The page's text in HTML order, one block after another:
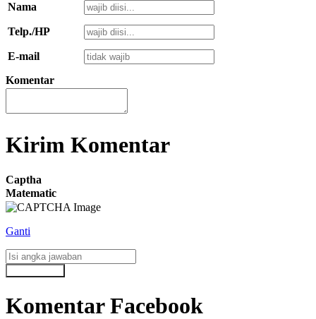
Nama
Telp./HP
E-mail
Komentar
Kirim Komentar
Captha
Matematic
Ganti
Komentar Facebook